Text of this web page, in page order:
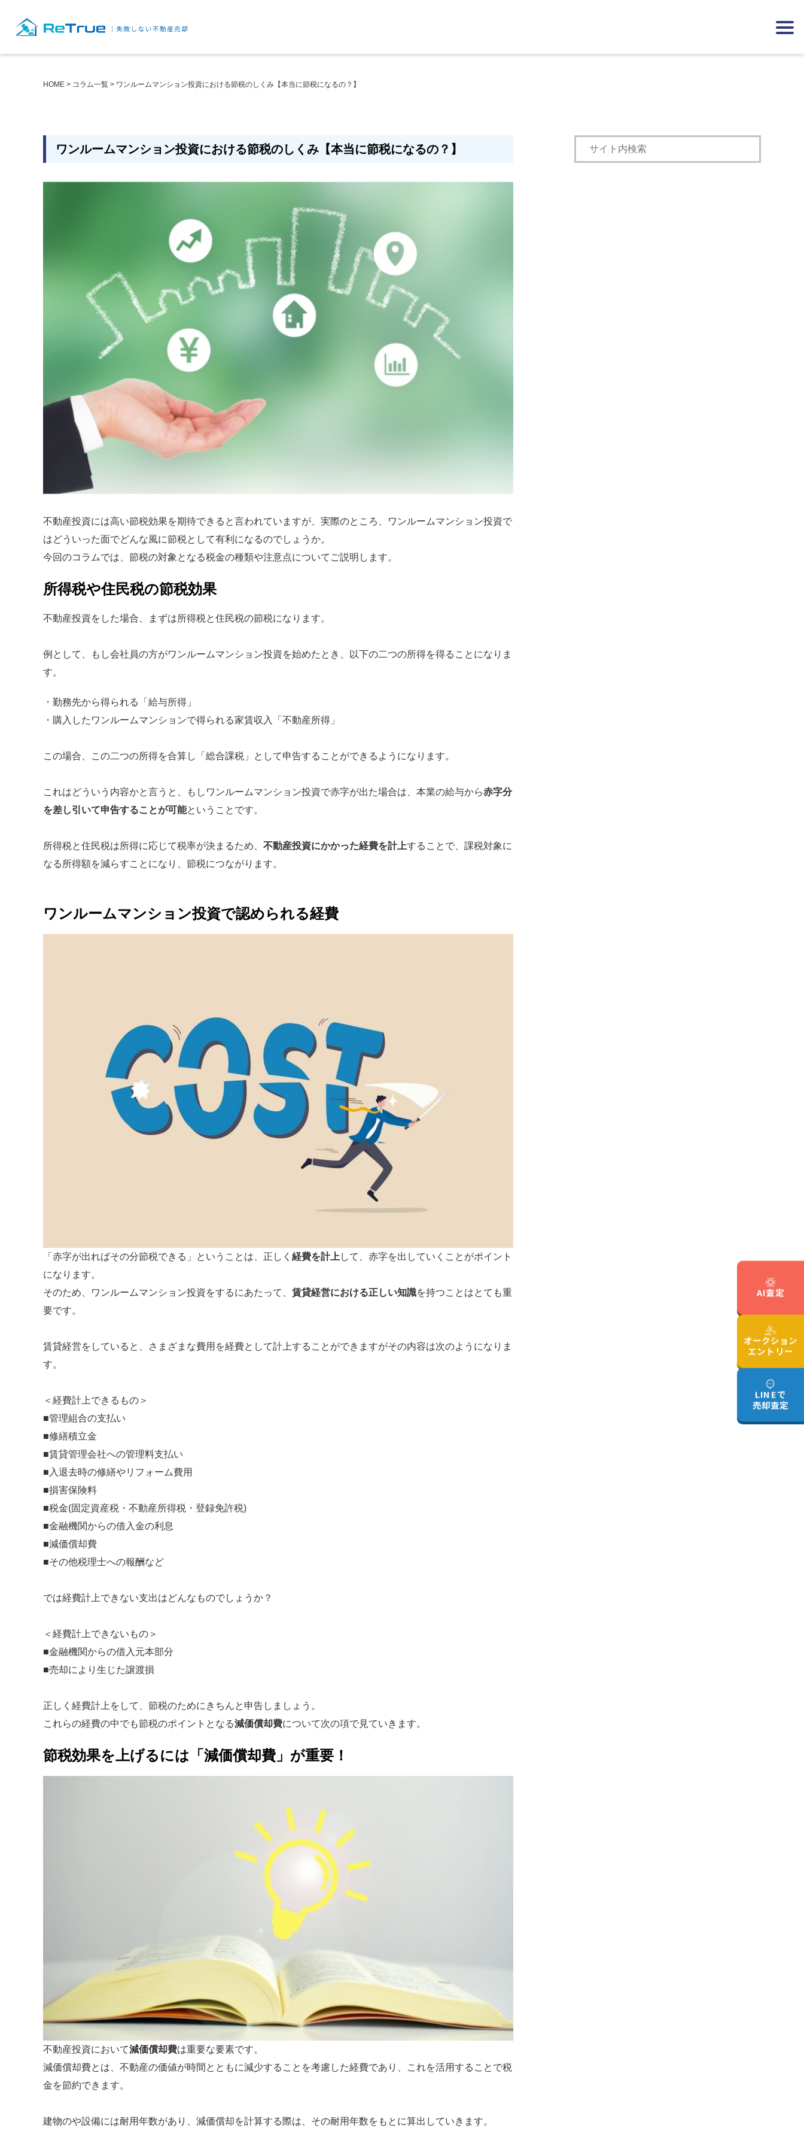
HOME > コラム一覧 > ワンルームマンション投資における節税のしくみ【本当に節税になるの？】
ワンルームマンション投資における節税のしくみ【本当に節税になるの？】
不動産投資には高い節税効果を期待できると言われていますが、実際のところ、ワンルームマンション投資で
はどういった面でどんな風に節税として有利になるのでしょうか。
今回のコラムでは、節税の対象となる税金の種類や注意点についてご説明します。
所得税や住民税の節税効果
不動産投資をした場合、まずは所得税と住民税の節税になります。
例として、もし会社員の方がワンルームマンション投資を始めたとき、以下の二つの所得を得ることになりま
す。
・勤務先から得られる「給与所得」
・購入したワンルームマンションで得られる家賃収入「不動産所得」
この場合、この二つの所得を合算し「総合課税」として申告することができるようになります。
これはどういう内容かと言うと、もしワンルームマンション投資で赤字が出た場合は、本業の給与から赤字分
を差し引いて申告することが可能ということです。
所得税と住民税は所得に応じて税率が決まるため、 不動産投資にかかった経費を計上することで、課税対象に
なる所得額を減らすことになり、節税につながります。
ワンルームマンション投資で認められる経費
「赤字が出ればその分節税できる」ということは、正しく 経費を計上 して、赤字を出していくことがポイント
になります。
そのため、ワンルームマンション投資をするにあたって、 賃貸経営における正しい知識を持つことはとても重
要です。
賃貸経営をしていると、さまざまな費用を経費として計上することができますがその内容は次のようになりま
す。
＜経費計上できるもの＞
■管理組合の支払い
■修繕積立金
■賃貸管理会社への管理料支払い
■入退去時の修繕やリフォーム費用
■損害保険料
■税金(固定資産税・不動産所得税・登録免許税)
■金融機関からの借入金の利息
■減価償却費
■その他税理士への報酬など
では経費計上できない支出はどんなものでしょうか？
＜経費計上できないもの＞
■金融機関からの借入元本部分
■売却により生じた譲渡損
正しく経費計上をして、節税のためにきちんと申告しましょう。
これらの経費の中でも節税のポイントとなる減価償却費について次の項で見ていきます。
節税効果を上げるには「減価償却費」が重要！
不動産投資において減価償却費は重要な要素です。
減価償却費とは、不動産の価値が時間とともに減少することを考慮した経費であり、これを活用することで税
金を節約できます。
建物のや設備には耐用年数があり、減価償却を計算する際は、その耐用年数をもとに算出していきます。
AI査定
オークション
エントリー
LINEで
売却査定